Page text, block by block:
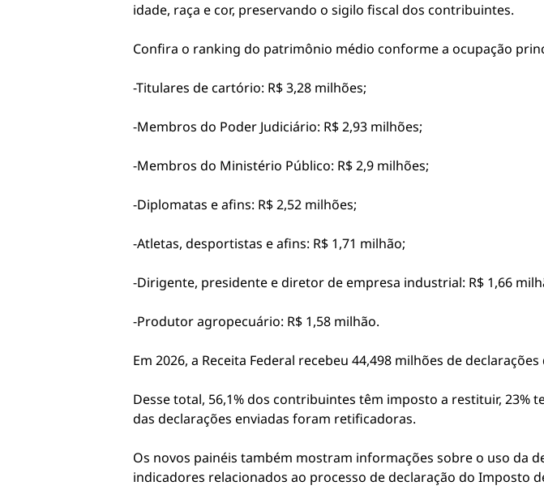
idade, raça e cor, preservando o sigilo fiscal dos contribuintes.
Confira o ranking do patrimônio médio conforme a ocupação
-Titulares de cartório: R$ 3,28 milhões;
-Membros do Poder Judiciário: R$ 2,93 milhões;
-Membros do Ministério Público: R$ 2,9 milhões;
-Diplomatas e afins: R$ 2,52 milhões;
-Atletas, desportistas e afins: R$ 1,71 milhão;
-Dirigente, presidente e diretor de empresa industrial: R$ 1,66
-Produtor agropecuário: R$ 1,58 milhão.
Em 2026, a Receita Federal recebeu 44,498 milhões de
Desse total, 56,1% dos contribuintes têm imposto a restituir, 23%
das declarações enviadas foram retificadoras.
Os novos painéis também mostram informações sobre o uso da
indicadores relacionados ao processo de declaração do Imposto